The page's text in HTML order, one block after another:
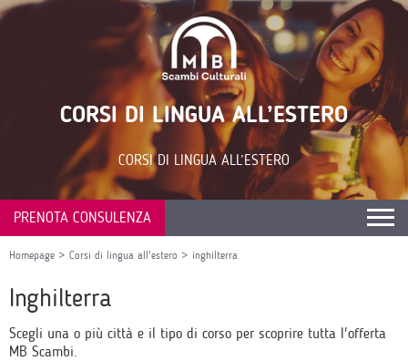
CORSI DI LINGUA ALL’ESTERO
CORSI DI LINGUA ALL’ESTERO
PRENOTA CONSULENZA
Homepage > Corsi di lingua all'estero > inghilterra
Inghilterra
Scegli una o più città e il tipo di corso per scoprire tutta l'offerta
MB Scambi.